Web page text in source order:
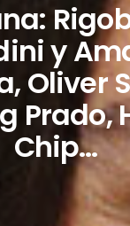
y
Oliver
Prado,
Chip…